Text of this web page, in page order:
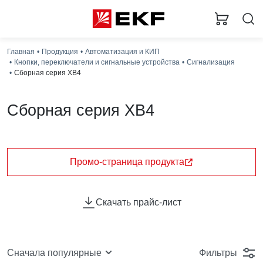
Главная Продукция
Автоматизация и КИП
Кнопки, переключатели и сигнальные устройства
Сигнализация
Сборная серия XB4
Сборная серия XB4
предназначены для оперативного управления
технологическим оборудованием в условиях,
требующих повышенной защиты.Теперь серия
использования в пыльных средах и помещениях с
ключ), арматура (цветная линза и корпус) и
Промо-страница продукта
Скачать прайс-лист
Сначала популярные Фильтры